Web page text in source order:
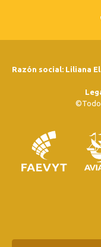
Razón social: Liliana